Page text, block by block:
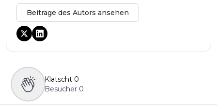
Beiträge des Autors ansehen
Klatscht 0
Besucher 0